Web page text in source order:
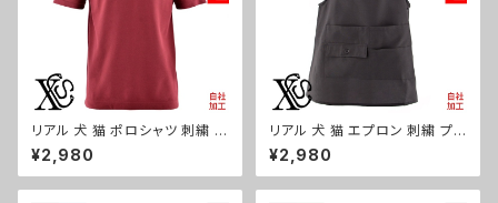
リアル 犬 猫 ポロシャツ 刺繍 プ
レゼント 半袖 メンズ オリジナル
無地 ワンポイント ロゴ おしゃ
れ ゴルフ 吸汗速乾 赤 ワイン
¥2,980
リアル 犬 猫 エプロン 刺繍 プレ
ゼント ワンポイント ワンピース
レディース 撥水加工 おしゃれ
かわいい 脇ボタン マタニティ ギ
¥2,980